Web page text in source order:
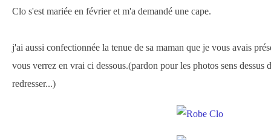
Clo s'est mariée en février et m'a demandé une cape.
j'ai aussi confectionnée la tenue de sa maman que je vous avais
vous verrez en vrai ci dessous.(pardon pour les photos sens dessus
redresser...)